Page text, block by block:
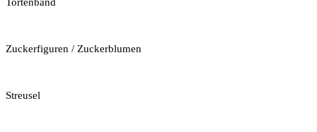
Tortenband
Zuckerfiguren / Zuckerblumen
Streusel